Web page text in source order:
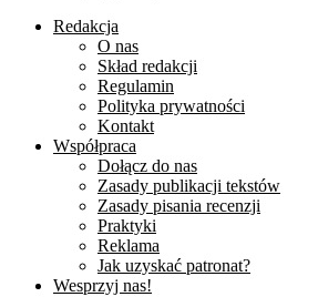
Redakcja
O nas
Skład redakcji
Regulamin
Polityka prywatności
Kontakt
Współpraca
Dołącz do nas
Zasady publikacji tekstów
Zasady pisania recenzji
Praktyki
Reklama
Jak uzyskać patronat?
Wesprzyj nas!